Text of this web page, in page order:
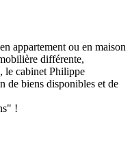
appartement ou en maison
différente,
le cabinet Philippe
de biens disponibles et de
!